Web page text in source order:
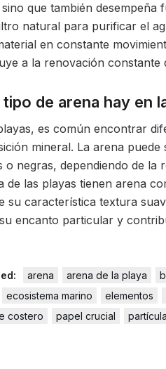
que también
natural para purificar el
en constante
a la renovación constante
tipo de arena hay en
es común encontrar
mineral. La arena
o negras, dependiendo de la
de las playas tienen arena
su característica textura
encanto particular y
arena arena de la playa
ecosistema marino
elementos
costero
papel crucial